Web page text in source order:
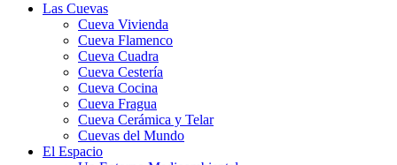
Las Cuevas
Cueva Vivienda
Cueva Flamenco
Cueva Cuadra
Cueva Cestería
Cueva Cocina
Cueva Fragua
Cueva Cerámica y Telar
Cuevas del Mundo
El Espacio